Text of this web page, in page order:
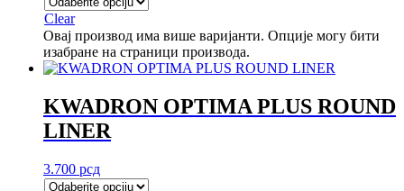
Clear
Овај производ има више варијанти. Опције могу бити
изабране на страници производа.
KWADRON OPTIMA PLUS ROUND
LINER
3.700 рсд